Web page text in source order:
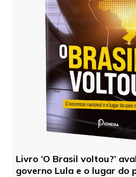
Livro ‘O Brasil voltou?’
governo Lula e o lugar do